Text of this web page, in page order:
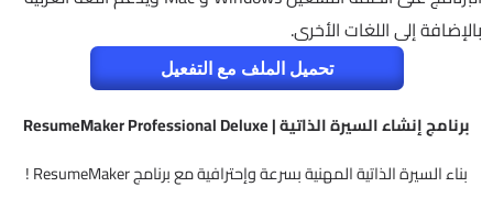
بالإضافة إلى اللغات الأخرى.
تحميل الملف مع التفعيل
برنامج إنشاء السيرة الذاتية | ResumeMaker Professional Deluxe
بناء السيرة الذاتية المهنية بسرعة وإحترافية مع برنامج ResumeMaker !